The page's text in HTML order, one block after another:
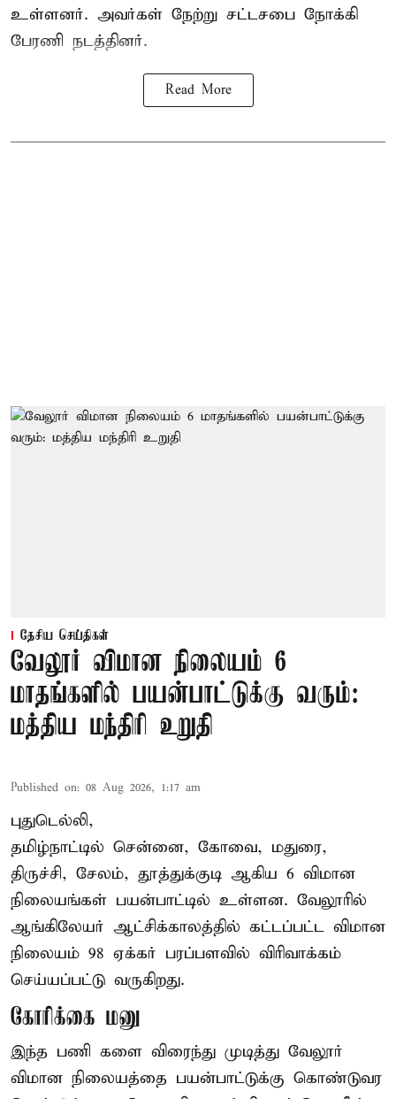
உள்ளனர். அவர்கள் நேற்று சட்டசபை நோக்கி
பேரணி நடத்தினர்.
Read More
தேசிய செய்திகள்
வேலூர் விமான நிலையம் 6
மாதங்களில் பயன்பாட்டுக்கு வரும்:
மத்திய மந்திரி உறுதி
Published on: 08 Aug 2026, 1:17 am
புதுடெல்லி,
தமிழ்நாட்டில் சென்னை, கோவை, மதுரை,
திருச்சி, சேலம், தூத்துக்குடி ஆகிய 6 விமான
நிலையங்கள் பயன்பாட்டில் உள்ளன. வேலூரில்
ஆங்கிலேயர் ஆட்சிக்காலத்தில் கட்டப்பட்ட விமான
நிலையம் 98 ஏக்கர் பரப்பளவில் விரிவாக்கம்
செய்யப்பட்டு வருகிறது.
கோரிக்கை மனு
இந்த பணி களை விரைந்து முடித்து வேலூர்
விமான நிலையத்தை பயன்பாட்டுக்கு கொண்டுவர